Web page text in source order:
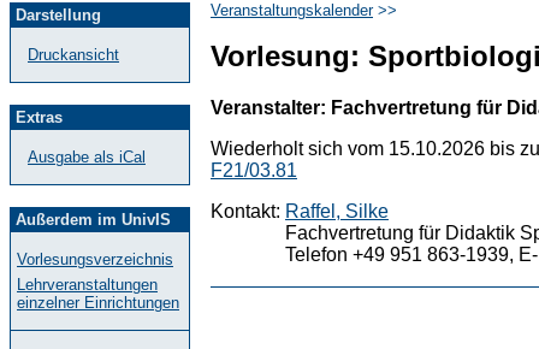
Darstellung
Druckansicht
Extras
Ausgabe als iCal
Außerdem im UnivIS
Vorlesungsverzeichnis
Lehrveranstaltungen
einzelner Einrichtungen
Veranstaltungskalender>>
Vorlesung:
Veranstalter: Fachvertretung für
Wiederholt sich vom 15.10.2026 bis
F21/03.81
Kontakt: Raffel, Silke
Fachvertretung für Didaktik
Telefon +49 951 863-1939,